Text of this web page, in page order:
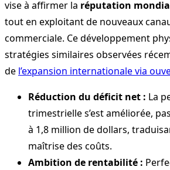
vise à affirmer la réputation
tout en exploitant de nouveaux
commerciale. Ce développement
stratégies similaires observées
de l’expansion internationale via
Réduction du déficit net : La
trimestrielle s’est améliorée,
à 1,8 million de dollars,
maîtrise des coûts.
Ambition de rentabilité :